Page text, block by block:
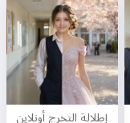
إطلالة التخرج أونلاين